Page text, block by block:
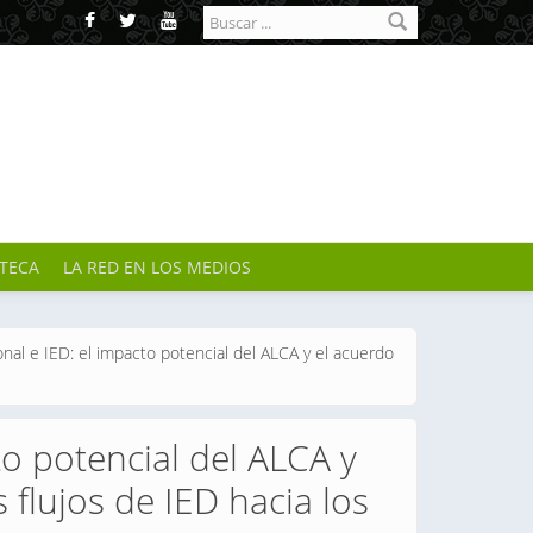
Formulario de
búsqueda
LA RED EN LOS MEDIOS
e IED: el impacto potencial del ALCA y el acuerdo
potencial del ALCA y
flujos de IED hacia los